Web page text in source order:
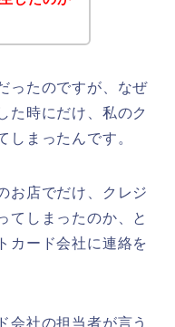
ったのですが、なぜ
た時にだけ、私のク
しまったんです。
お店でだけ、クレジ
てしまったのか、と
カード会社に連絡を
会社の担当者が言う